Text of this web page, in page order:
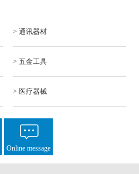
> 通讯器材
> 五金工具
> 医疗器械
Online message